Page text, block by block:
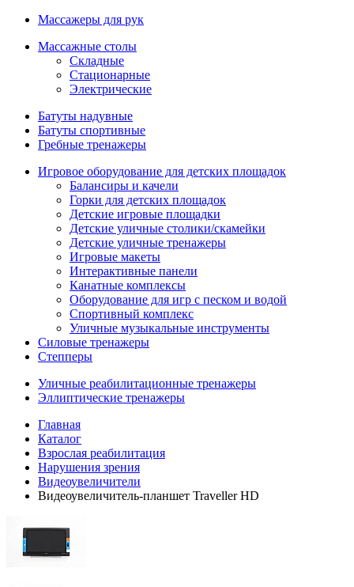
Массажеры для рук
Массажные столы
Складные
Стационарные
Электрические
Батуты надувные
Батуты спортивные
Гребные тренажеры
Игровое оборудование для детских площадок
Балансиры и качели
Горки для детских площадок
Детские игровые площадки
Детские уличные столики/скамейки
Детские уличные тренажеры
Игровые макеты
Интерактивные панели
Канатные комплексы
Оборудование для игр с песком и водой
Спортивный комплекс
Уличные музыкальные инструменты
Силовые тренажеры
Степперы
Уличные реабилитационные тренажеры
Эллиптические тренажеры
Главная
Каталог
Взрослая реабилитация
Нарушения зрения
Видеоувеличители
Видеоувеличитель-планшет Traveller HD